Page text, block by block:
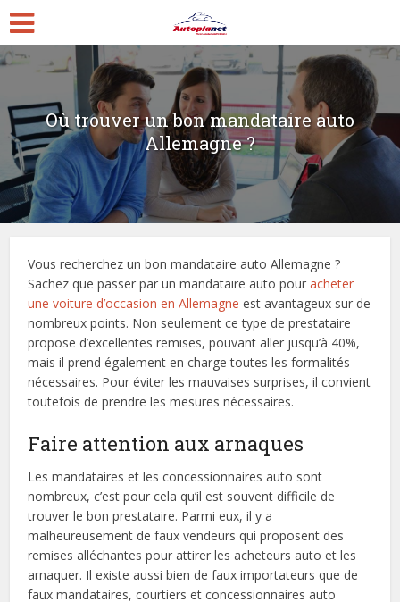
Où trouver un bon mandataire auto
Allemagne ?
Vous recherchez un bon mandataire auto Allemagne ?
Sachez que passer par un mandataire auto pouracheter
une voiture d’occasion en Allemagne est avantageux sur de
nombreux points. Non seulement ce type de prestataire
propose d’excellentes remises, pouvant aller jusqu’à 40%,
mais il prend également en charge toutes les formalités
nécessaires. Pour éviter les mauvaises surprises, il convient
toutefois de prendre les mesures nécessaires.
Faire attention aux arnaques
Les mandataires et les concessionnaires auto sont
nombreux, c’est pour cela qu’il est souvent difficile de
trouver le bon prestataire. Parmi eux, il y a
malheureusement de faux vendeurs qui proposent des
remises alléchantes pour attirer les acheteurs auto et les
arnaquer. Il existe aussi bien de faux importateurs que de
faux mandataires, courtiers et concessionnaires auto